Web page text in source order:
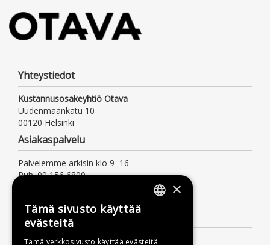
Yhteystiedot
Kustannusosakeyhtiö Otava
Uudenmaankatu 10
00120 Helsinki
Asiakaspalvelu
Palvelemme arkisin klo 9–16
Puh. 09 156 6800
Lisätietoa
Toimitusehdot
×
Tämä sivusto käyttää
evästeitä
Tämä verkkosivusto käyttää evästeitä